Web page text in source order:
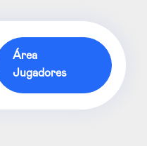
Área
Jugadores